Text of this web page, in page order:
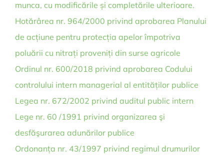
munca, cu modificările și completările ulterioare.
Hotărârea nr. 964/2000 privind aprobarea Planului
de acțiune pentru protecția apelor împotriva
poluării cu nitrați proveniți din surse agricole
Ordinul nr. 600/2018 privind aprobarea Codului
controlului intern managerial al entităților publice
Legea nr. 672/2002 privind auditul public intern
Lege nr. 60 /1991 privind organizarea şi
desfăşurarea adunărilor publice
Ordonanța nr. 43/1997 privind regimul drumurilor